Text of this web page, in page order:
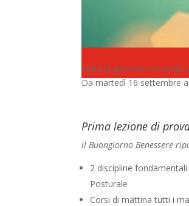
Inizia la giornata col piede
Da martedì 16 settembre
Prima lezione di
il Buongiorno Benessere
2 discipline
Posturale
Corsi di mattina tutti i